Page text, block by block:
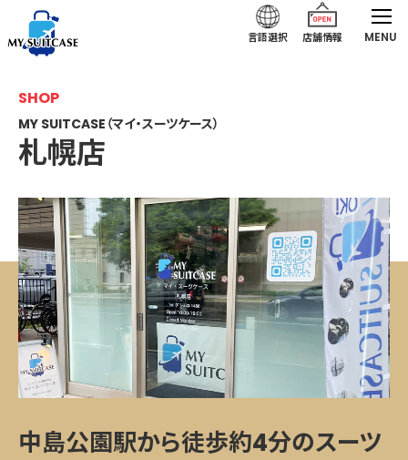
店舗情報
言語選択 MENU
札幌店｜MY SUITCASE（マイ・スーツケース）
SHOP
MY SUITCASE（マイ・スーツケース）
札幌店
中島公園駅から徒歩約4分のスーツ